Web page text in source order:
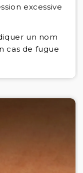
excessive
un nom
cas de fugue